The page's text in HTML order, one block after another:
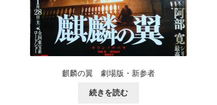
麒麟の翼 劇場版・新参者
続きを読む